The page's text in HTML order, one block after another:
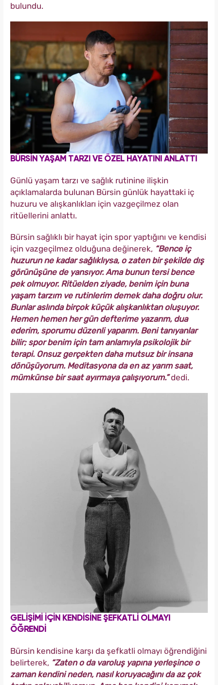
bulundu.
BÜRSİN YAŞAM TARZI VE ÖZEL HAYATINI ANLATTI
Günlü yaşam tarzı ve sağlık rutinine ilişkin
açıklamalarda bulunan Bürsin günlük hayattaki iç
huzuru ve alışkanlıkları için vazgeçilmez olan
ritüellerini anlattı.
Bürsin sağlıklı bir hayat için spor yaptığını ve kendisi
için vazgeçilmez olduğuna değinerek, “Bence iç
huzurun ne kadar sağlıklıysa, o zaten bir şekilde dış
görünüşüne de yansıyor. Ama bunun tersi bence
pek olmuyor. Ritüelden ziyade, benim için buna
yaşam tarzım ve rutinlerim demek daha doğru olur.
Bunlar aslında birçok küçük alışkanlıktan oluşuyor.
Hemen hemen her gün defterime yazarım, dua
ederim, sporumu düzenli yaparım. Beni tanıyanlar
bilir; spor benim için tam anlamıyla psikolojik bir
terapi. Onsuz gerçekten daha mutsuz bir insana
dönüşüyorum. Meditasyona da en az yarım saat,
mümkünse bir saat ayırmaya çalışıyorum.”dedi.
GELİŞİMİ İÇİN KENDİSİNE ŞEFKATLİ OLMAYI
ÖĞRENDİ
Bürsin kendisine karşı da şefkatli olmayı öğrendiğini
belirterek, “Zaten o da varoluş yapına yerleşince o
zaman kendini neden, nasıl koruyacağını da az çok